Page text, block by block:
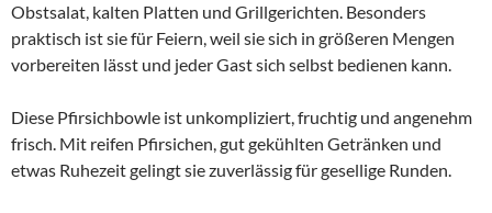
Obstsalat, kalten Platten und Grillgerichten. Besonders
praktisch ist sie für Feiern, weil sie sich in größeren Mengen
vorbereiten lässt und jeder Gast sich selbst bedienen kann.
Diese Pfirsichbowle ist unkompliziert, fruchtig und angenehm
frisch. Mit reifen Pfirsichen, gut gekühlten Getränken und
etwas Ruhezeit gelingt sie zuverlässig für gesellige Runden.